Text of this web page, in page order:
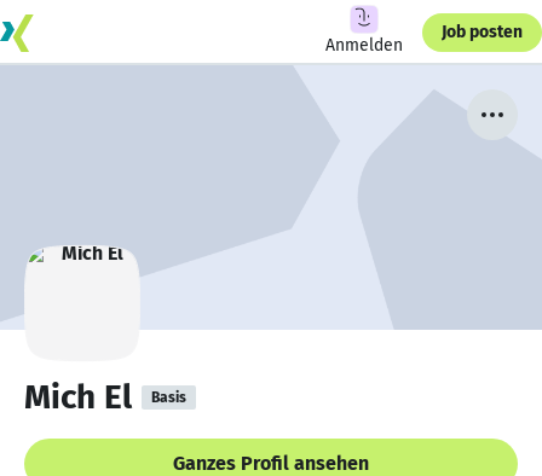
Anmelden
Job posten
Mich El Basis
Ganzes Profil ansehen